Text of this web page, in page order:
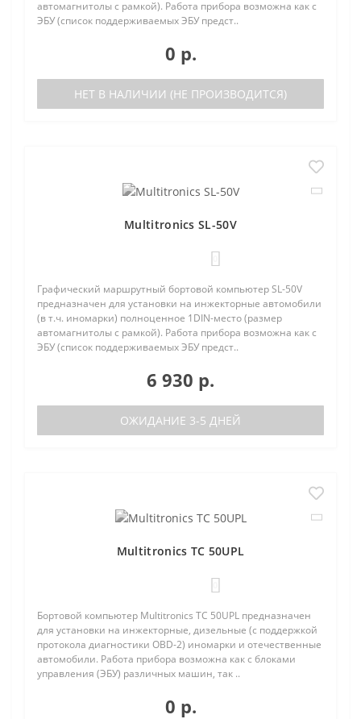
автомагнитолы с рамкой). Работа прибора возможна как с
ЭБУ (список поддерживаемых ЭБУ предст..
0 р.
НЕТ В НАЛИЧИИ (НЕ ПРОИЗВОДИТСЯ)
Multitronics SL-50V
Графический маршрутный бортовой компьютер SL-50V
предназначен для установки на инжекторные автомобили
(в т.ч. иномарки) полноценное 1DIN-место (размер
автомагнитолы с рамкой). Работа прибора возможна как с
ЭБУ (список поддерживаемых ЭБУ предст..
6 930 р.
ОЖИДАНИЕ 3-5 ДНЕЙ
Multitronics TC 50UPL
Бортовой компьютер Multitronics TC 50UPL предназначен
для установки на инжекторные, дизельные (с поддержкой
протокола диагностики OBD-2) иномарки и отечественные
автомобили. Работа прибора возможна как с блоками
управления (ЭБУ) различных машин, так ..
0 р.